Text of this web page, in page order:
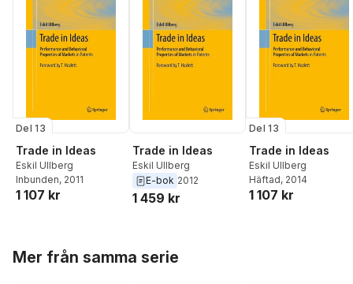
Del 13
Trade in Ideas
Eskil Ullberg
Inbunden, 2011
1 107 kr
Trade in Ideas
Eskil Ullberg
E-bok 2012
1 459 kr
Del 13
Trade in Ideas
Eskil Ullberg
Häftad, 2014
1 107 kr
Mer från samma serie